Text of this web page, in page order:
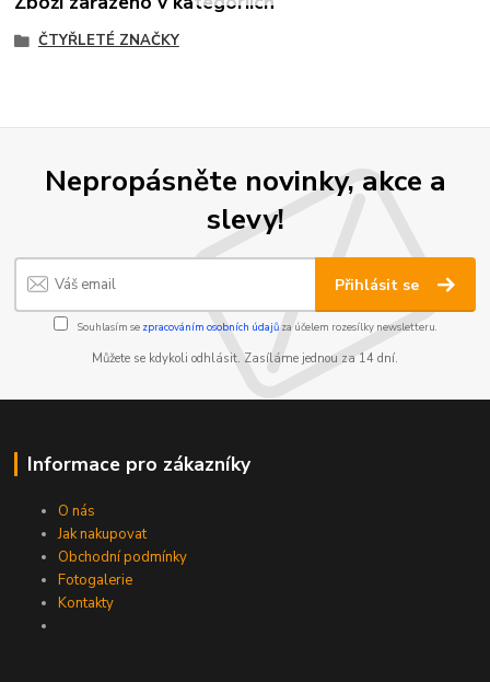
ČTYŘLETÉ ZNAČKY
Nepropásněte novinky, akce a
slevy!
Přihlásit se
Souhlasím se zpracováním osobních údajůza účelem rozesílky newsletteru.
Můžete se kdykoli odhlásit. Zasíláme jednou za 14 dní.
Informace pro zákazníky
O nás
Jak nakupovat
Obchodní podmínky
Fotogalerie
Kontakty